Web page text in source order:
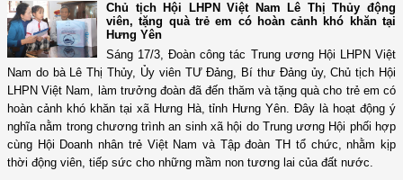
Chủ tịch Hội LHPN Việt Nam Lê Thị Thủy động
viên, tặng quà trẻ em có hoàn cảnh khó khăn tại
Hưng Yên
Sáng 17/3, Đoàn công tác Trung ương Hội LHPN Việt
Nam do bà Lê Thị Thủy, Ủy viên TƯ Đảng, Bí thư Đảng ủy, Chủ tịch Hội
LHPN Việt Nam, làm trưởng đoàn đã đến thăm và tặng quà cho trẻ em có
hoàn cảnh khó khăn tại xã Hưng Hà, tỉnh Hưng Yên. Đây là hoạt động ý
nghĩa nằm trong chương trình an sinh xã hội do Trung ương Hội phối hợp
cùng Hội Doanh nhân trẻ Việt Nam và Tập đoàn TH tổ chức, nhằm kịp
thời động viên, tiếp sức cho những mầm non tương lai của đất nước.